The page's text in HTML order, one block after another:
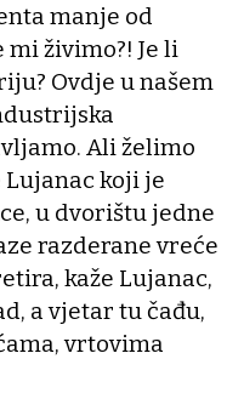
manje od
mi živimo?! Je li
Ovdje u našem
Ali želimo
koji je
u dvorištu jedne
razderane vreće
kaže Lujanac,
a vjetar tu čađu,
vrtovima